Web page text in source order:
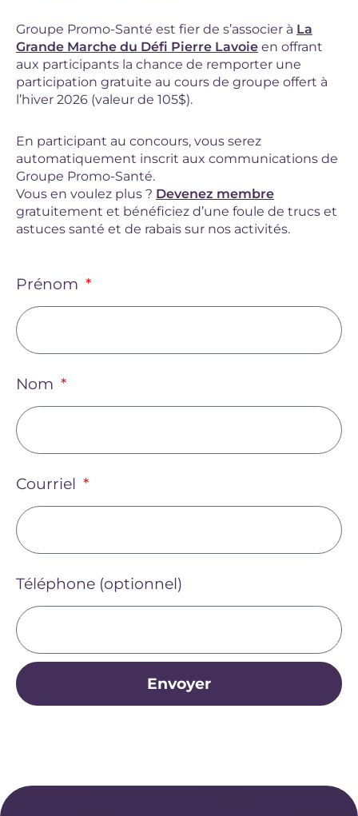
Groupe Promo-Santé est fier de s’associer à La
Grande Marche du Défi Pierre Lavoie en offrant
aux participants la chance de remporter une
participation gratuite au cours de groupe offert à
l’hiver 2026 (valeur de 105$).
En participant au concours, vous serez
automatiquement inscrit aux communications de
Groupe Promo-Santé.
Vous en voulez plus ? Devenez membre
gratuitement et bénéficiez d’une foule de trucs et
astuces santé et de rabais sur nos activités.
Prénom
Nom
Courriel
Téléphone (optionnel)
Envoyer